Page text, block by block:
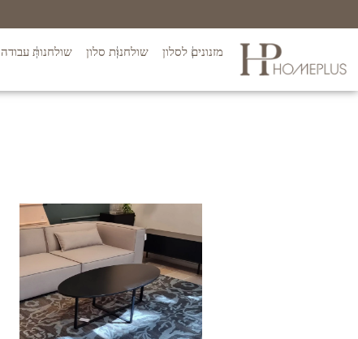
מזנונים לסלון שולחנות סלון שולחנות עבודה